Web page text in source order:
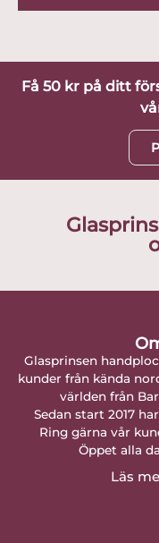
Få 50 kr på ditt
Glasprinsen
kunder från kända
världen från
Sedan start 2017
Ring gärna vår
Öppet alla
Läs